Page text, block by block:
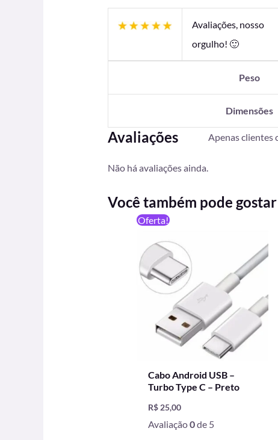
Avaliações, nosso
orgulho! 🙂
Peso
Dimensões
Avaliações
Não há avaliações ainda.
Apenas clientes
Você também pode
Oferta!
Cabo Android USB –
Turbo Type C – Preto
R$25,00
Avaliação0de 5